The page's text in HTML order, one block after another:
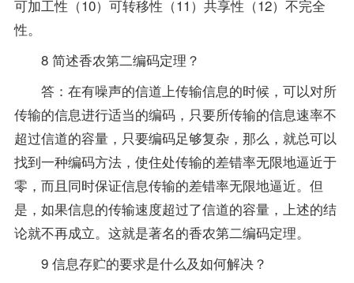
可加工性（10）可转移性（11）共享性（12）不完全
性。
8 简述香农第二编码定理？
答：在有噪声的信道上传输信息的时候，可以对所
传输的信息进行适当的编码，只要所传输的信息速率不
超过信道的容量，只要编码足够复杂，那么，就总可以
找到一种编码方法，使住处传输的差错率无限地逼近于
零，而且同时保证信息传输的差错率无限地逼近。但
是，如果信息的传输速度超过了信道的容量，上述的结
论就不再成立。这就是著名的香农第二编码定理。
9 信息存贮的要求是什么及如何解决？